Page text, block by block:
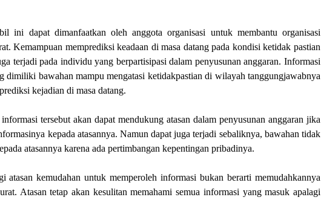
ini dapat dimanfaatkan oleh anggota organisasi untuk membantu organisasi
Kemampuan memprediksi keadaan di masa datang pada kondisi ketidak pastian
terjadi pada individu yang berpartisipasi dalam penyusunan anggaran. Informasi
dimiliki bawahan mampu mengatasi ketidakpastian di wilayah tanggungjawabnya
kejadian di masa datang.
tersebut akan dapat mendukung atasan dalam penyusunan anggaran jika
kepada atasannya. Namun dapat juga terjadi sebaliknya, bawahan tidak
atasannya karena ada pertimbangan kepentingan pribadinya.
atasan kemudahan untuk memperoleh informasi bukan berarti memudahkannya
Atasan tetap akan kesulitan memahami semua informasi yang masuk apalagi